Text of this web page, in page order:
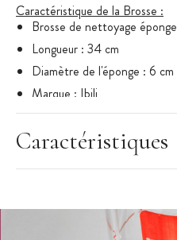
Caractéristique de la Brosse :
Brosse de nettoyage éponge
Longueur : 34 cm
Diamètre de l'éponge : 6 cm
Marque : Ibili
Caractéristiques